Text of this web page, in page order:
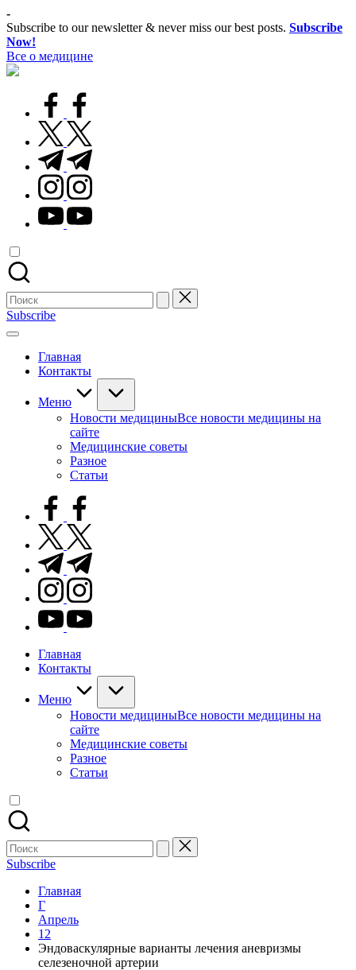
Перейти
к
содержимому
-
Subscribe to our newsletter & never miss our best posts. Subscribe
Now!
Все о медицине
Лечитесь
facebook.com
twitter.com
t.me
instagram.com
youtube.com
Поиск
для:
Subscribe
Главная
Контакты
Меню
Новости медициныВсе новости медицины на
сайте
Медицинские советы
Разное
Статьи
facebook.com
twitter.com
t.me
instagram.com
youtube.com
Главная
Контакты
Меню
Новости медициныВсе новости медицины на
сайте
Медицинские советы
Разное
Статьи
Поиск
для:
Subscribe
Главная
Г
Апрель
12
Эндоваскулярные варианты лечения аневризмы
селезеночной артерии